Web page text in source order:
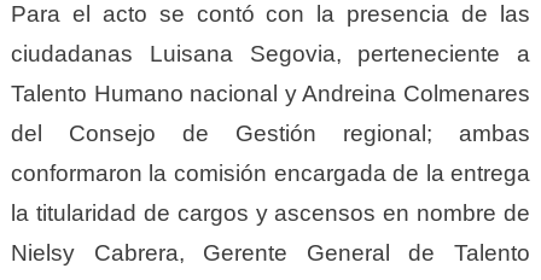
Para el acto se contó con la presencia de las
ciudadanas Luisana Segovia, perteneciente a
Talento Humano nacional y Andreina Colmenares
del Consejo de Gestión regional; ambas
conformaron la comisión encargada de la entrega
la titularidad de cargos y ascensos en nombre de
Nielsy Cabrera, Gerente General de Talento